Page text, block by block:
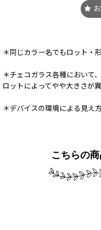
＊同じカラー名でもロット・
＊チェコガラス各種において
ロットによってやや大きさが
＊デバイスの環境による見え
こちらの